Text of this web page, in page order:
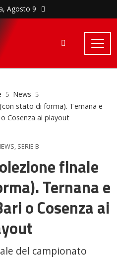
Agosto 9
News
stato di forma). Ternana e
Cosenza ai playout
, SERIE B
finale
Ternana e
o Cosenza ai
del campionato